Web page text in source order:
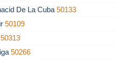
De La Cuba50133
50109
50313
50266